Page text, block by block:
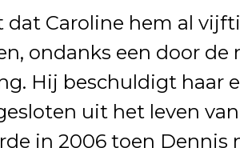
dat Caroline hem al
ondanks een door de
Hij beschuldigt haar
uit het leven
in 2006 toen Dennis